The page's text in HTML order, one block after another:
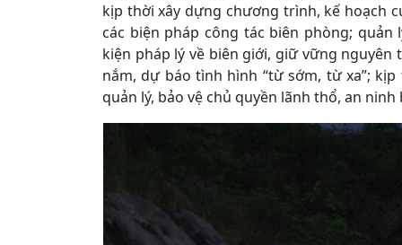
kịp thời xây dựng chương trình, kế hoạch
các biện pháp công tác biên phòng;
kiện pháp lý về biên giới, giữ vững
nắm, dự báo tình hình “từ sớm, từ xa”;
quản lý, bảo vệ chủ quyền lãnh thổ, an ninh